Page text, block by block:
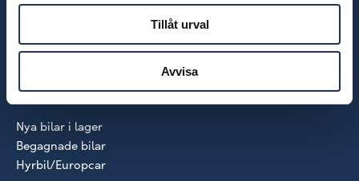
Tillåt urval
Avvisa
Volkswagen
SEAT
BILAR
Nya bilar i lager
Begagnade bilar
Hyrbil/Europcar